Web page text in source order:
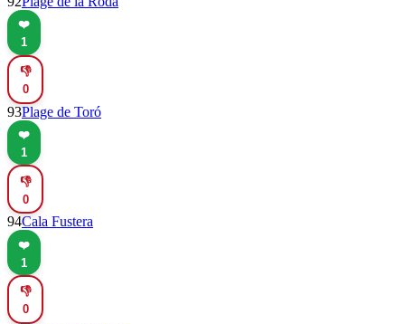
❤️
1
👎
0
93Plage de Toró
❤️
1
👎
0
94Cala Fustera
❤️
1
👎
0